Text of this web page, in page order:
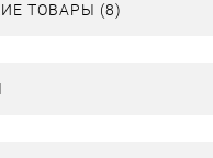
ТОВАРЫ (8)